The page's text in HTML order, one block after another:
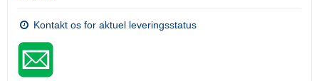
Kontakt os for aktuel leveringsstatus